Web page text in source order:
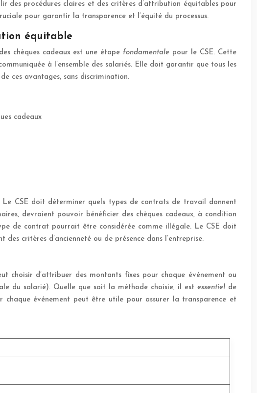
des procédures claires et des critères d’attribution équitables pour
pour garantir la transparence et l’équité du processus.
équitable
chèques cadeaux est une étape fondamentale pour le CSE. Cette
à l’ensemble des salariés. Elle doit garantir que tous les
ces avantages, sans discrimination.
cadeaux
CSE doit déterminer quels types de contrats de travail donnent
devraient pouvoir bénéficier des chèques cadeaux, à condition
de contrat pourrait être considérée comme illégale. Le CSE doit
critères d’ancienneté ou de présence dans l’entreprise.
choisir d’attribuer des montants fixes pour chaque événement ou
du salarié). Quelle que soit la méthode choisie, il est essentiel de
chaque événement peut être utile pour assurer la transparence et